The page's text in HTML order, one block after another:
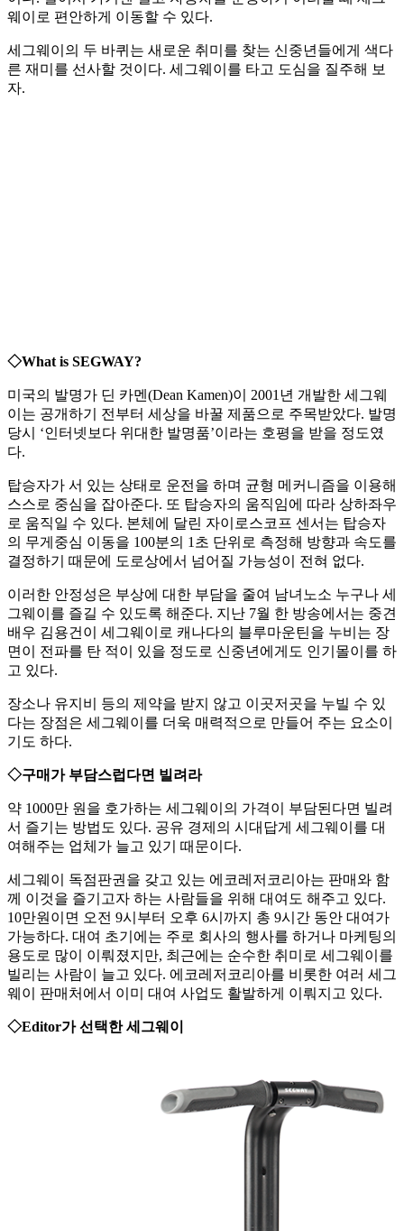
웨이로 편안하게 이동할 수 있다.
세그웨이의 두 바퀴는 새로운 취미를 찾는 신중년들에게 색다
른 재미를 선사할 것이다. 세그웨이를 타고 도심을 질주해 보
자.
◇What is SEGWAY?
미국의 발명가 딘 카멘(Dean Kamen)이 2001년 개발한 세그웨
이는 공개하기 전부터 세상을 바꿀 제품으로 주목받았다. 발명
당시 ‘인터넷보다 위대한 발명품’이라는 호평을 받을 정도였
다.
탑승자가 서 있는 상태로 운전을 하며 균형 메커니즘을 이용해
스스로 중심을 잡아준다. 또 탑승자의 움직임에 따라 상하좌우
로 움직일 수 있다. 본체에 달린 자이로스코프 센서는 탑승자
의 무게중심 이동을 100분의 1초 단위로 측정해 방향과 속도를
결정하기 때문에 도로상에서 넘어질 가능성이 전혀 없다.
이러한 안정성은 부상에 대한 부담을 줄여 남녀노소 누구나 세
그웨이를 즐길 수 있도록 해준다. 지난 7월 한 방송에서는 중견
배우 김용건이 세그웨이로 캐나다의 블루마운틴을 누비는 장
면이 전파를 탄 적이 있을 정도로 신중년에게도 인기몰이를 하
고 있다.
장소나 유지비 등의 제약을 받지 않고 이곳저곳을 누빌 수 있
다는 장점은 세그웨이를 더욱 매력적으로 만들어 주는 요소이
기도 하다.
◇구매가 부담스럽다면 빌려라
약 1000만 원을 호가하는 세그웨이의 가격이 부담된다면 빌려
서 즐기는 방법도 있다. 공유 경제의 시대답게 세그웨이를 대
여해주는 업체가 늘고 있기 때문이다.
세그웨이 독점판권을 갖고 있는 에코레저코리아는 판매와 함
께 이것을 즐기고자 하는 사람들을 위해 대여도 해주고 있다.
10만원이면 오전 9시부터 오후 6시까지 총 9시간 동안 대여가
가능하다. 대여 초기에는 주로 회사의 행사를 하거나 마케팅의
용도로 많이 이뤄졌지만, 최근에는 순수한 취미로 세그웨이를
빌리는 사람이 늘고 있다. 에코레저코리아를 비롯한 여러 세그
웨이 판매처에서 이미 대여 사업도 활발하게 이뤄지고 있다.
◇Editor가 선택한 세그웨이